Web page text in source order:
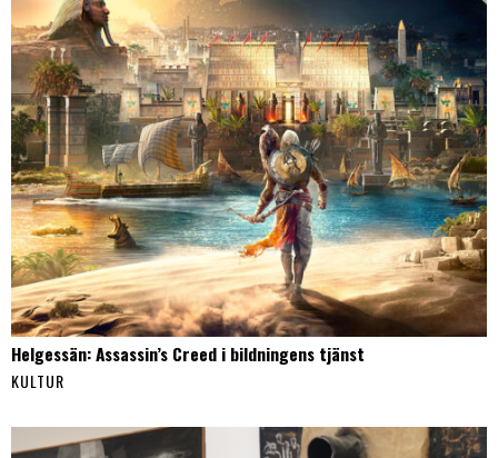
Helgessän: Assassin’s Creed i bildningens tjänst
KULTUR